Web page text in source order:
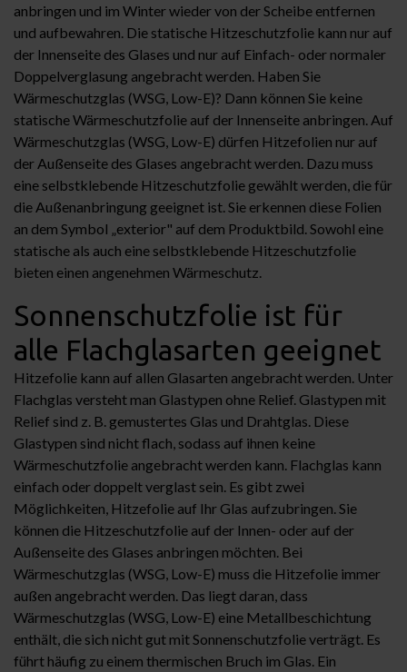
anbringen und im Winter wieder von der Scheibe entfernen
und aufbewahren. Die statische Hitzeschutzfolie kann nur auf
der Innenseite des Glases und nur auf Einfach- oder normaler
Doppelverglasung angebracht werden. Haben Sie
Wärmeschutzglas (WSG, Low-E)? Dann können Sie keine
statische Wärmeschutzfolie auf der Innenseite anbringen. Auf
Wärmeschutzglas (WSG, Low-E) dürfen Hitzefolien nur auf
der Außenseite des Glases angebracht werden. Dazu muss
eine selbstklebende Hitzeschutzfolie gewählt werden, die für
die Außenanbringung geeignet ist. Sie erkennen diese Folien
an dem Symbol „exterior" auf dem Produktbild. Sowohl eine
statische als auch eine selbstklebende Hitzeschutzfolie
bieten einen angenehmen Wärmeschutz.
Sonnenschutzfolie ist für
alle Flachglasarten geeignet
Hitzefolie kann auf allen Glasarten angebracht werden. Unter
Flachglas versteht man Glastypen ohne Relief. Glastypen mit
Relief sind z. B. gemustertes Glas und Drahtglas. Diese
Glastypen sind nicht flach, sodass auf ihnen keine
Wärmeschutzfolie angebracht werden kann. Flachglas kann
einfach oder doppelt verglast sein. Es gibt zwei
Möglichkeiten, Hitzefolie auf Ihr Glas aufzubringen. Sie
können die Hitzeschutzfolie auf der Innen- oder auf der
Außenseite des Glases anbringen möchten. Bei
Wärmeschutzglas (WSG, Low-E) muss die Hitzefolie immer
außen angebracht werden. Das liegt daran, dass
Wärmeschutzglas (WSG, Low-E) eine Metallbeschichtung
enthält, die sich nicht gut mit Sonnenschutzfolie verträgt. Es
führt häufig zu einem thermischen Bruch im Glas. Ein